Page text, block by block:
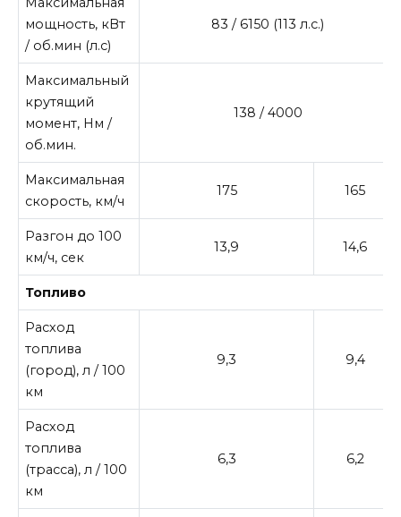
мощность, кВт
/ об.мин (л.с)
83 / 6150 (113 л.с.)
Максимальный
крутящий
момент, Нм /
об.мин.
138 / 4000
Максимальная
скорость, км/ч
175 165
Разгон до 100
км/ч, сек
13,9 14,6
Топливо
Расход
топлива
(город), л / 100
км
9,3 9,4
Расход
топлива
(трасса), л / 100
км
6,3 6,2